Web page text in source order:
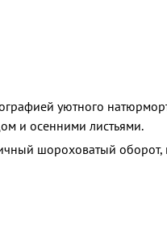
уютного
и осенними листьями.
шороховатый оборот,